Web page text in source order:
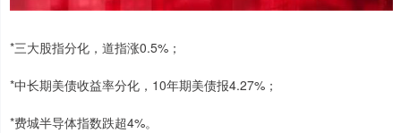
*三大股指分化，道指涨0.5%；
*中长期美债收益率分化，10年期美债报4.27%；
*费城半导体指数跌超4%。